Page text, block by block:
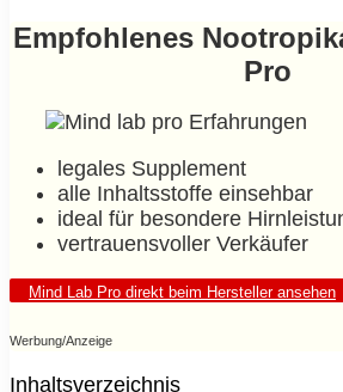
Empfohlenes
Pro
legales Supplement
alle Inhaltsstoffe einsehbar
ideal für besondere
vertrauensvoller Verkäufer
Mind Lab Pro direkt beim Hersteller ansehen
Werbung/Anzeige
Inhaltsverzeichnis